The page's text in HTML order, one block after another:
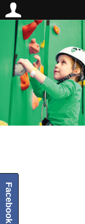
Facebook